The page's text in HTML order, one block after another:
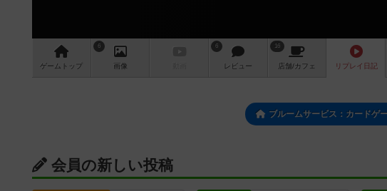
ゲーム トップ
6
画像
6
レビュー
16
店舗/カフェ リプレイ 日記
ブルームサービス：カードゲ
会員の新しい投稿